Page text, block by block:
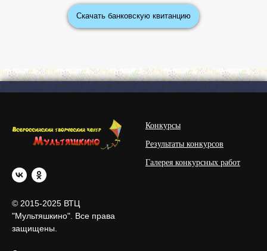
Скачать банковскую квитанцию
© 2015-2025 ВТЦ
"Мультяшкино". Все права
защищены.
Конкурсы
Результаты конкурсов
Галерея конкурсных работ